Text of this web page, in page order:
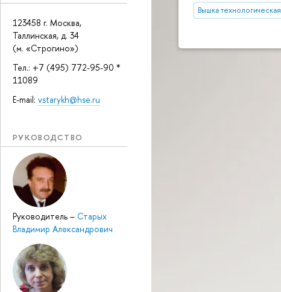
123458 г. Москва,
Таллинская, д. 34
(м. «Строгино»)
Тел.: +7 (495) 772-95-90 *
11089
E-mail: vstarykh@hse.ru
РУКОВОДСТВО
Руководитель – Старых
Владимир Александрович
Вышка технологическая